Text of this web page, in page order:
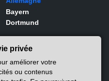
Bayern
Dortmund
Joueurs
Lamine Yamal
Rodrygo
privée
améliorer votre
ou contenus